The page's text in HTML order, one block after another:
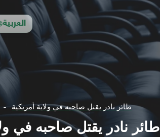
العربية
طائر نادر يقتل صاحبه في ولاية أمريكية
طائر نادر يقتل صاحبه في